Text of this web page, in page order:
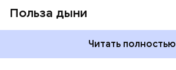
Польза дыни
Читать полностью